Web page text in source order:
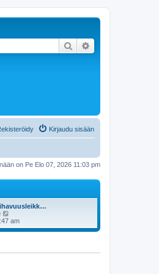
Etsi
Kirjaudu sisään
on Pe Elo 07, 2026 11:03 pm
ä
y
am